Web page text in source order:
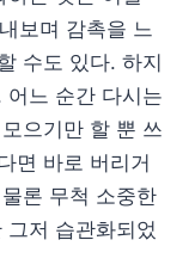
보며 감촉을 느
수도 있다. 하지
어느 순간 다시는
으기만 할 뿐 쓰
면 바로 버리거
론 무척 소중한
저 습관화되었